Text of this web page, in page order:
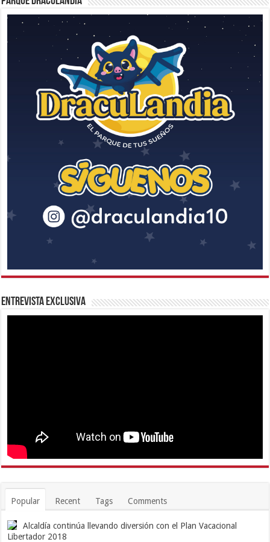
Entrevista Exclusiva
Popular Recent Tags Comments
Alcaldía continúa llevando diversión con el Plan Vacacional
Libertador 2018